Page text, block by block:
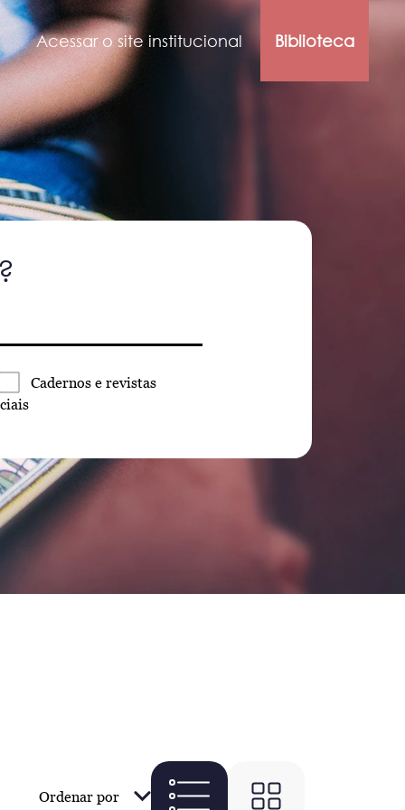
Acessar o site institucional Biblioteca
Cadernos e revistas
Ordenar por